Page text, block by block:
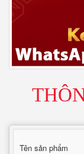
Tên sản phẩm